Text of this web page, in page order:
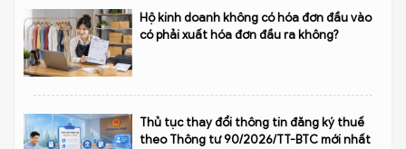
Hộ kinh doanh không có hóa đơn đầu vào
có phải xuất hóa đơn đầu ra không?
Thủ tục thay đổi thông tin đăng ký thuế
theo Thông tư 90/2026/TT-BTC mới nhất